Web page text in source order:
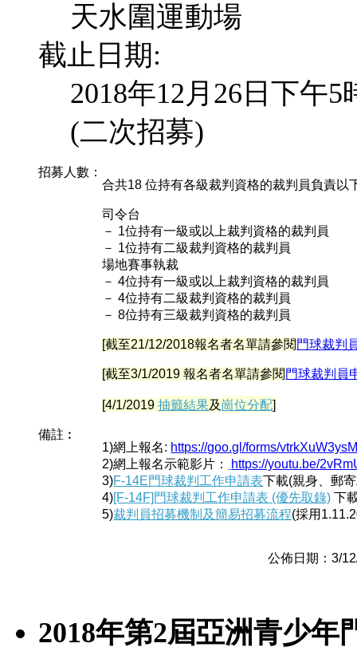
天水圍運動場
截止日期:
2018年12月26日下午
(二次招募)
招募人數：
合共18 位持有各級裁判資格的裁判員負責以
司令台
－ 1位持有一級或以上裁判資格的裁判員
－ 1位持有二級裁判資格的裁判員
場地賽事執裁
－ 4位持有一級或以上裁判資格的裁判員
－ 4位持有二級裁判資格的裁判員
－ 8位持有三級裁判資格的裁判員
[截至21/12/2018報名者名單請參閱 門球裁判
[截至3/1/2019 報名者名單請參閱 門球裁判員
[4/1/2019抽籤結果及崗位分配]
備註︰
1)網上報名: https://goo.gl/forms/
2)網上報名示範影片：
https://youtu.be/
3)F-14E門球裁判工作申請表下載(親身、郵
4)[F-14F]門球裁判工作申請表 (優先取錄) 下
5)裁判員招募機制及簡易招募流程(採用
公佈日期：3/12/
2018年第2屆亞洲青少年